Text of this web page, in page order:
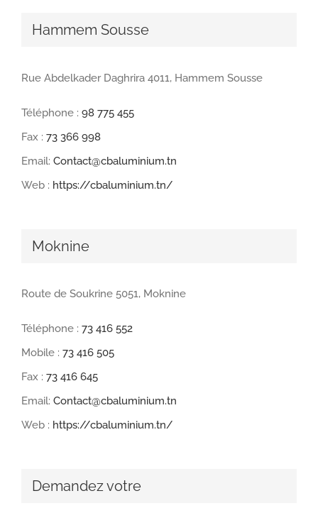
Hammem Sousse
Rue Abdelkader Daghrira 4011, Hammem Sousse
Téléphone : 98 775 455
Fax : 73 366 998
Email: Contact@cbaluminium.tn
Web : https://cbaluminium.tn/
Moknine
Route de Soukrine 5051, Moknine
Téléphone : 73 416 552
Mobile : 73 416 505
Fax : 73 416 645
Email: Contact@cbaluminium.tn
Web : https://cbaluminium.tn/
Demandez votre